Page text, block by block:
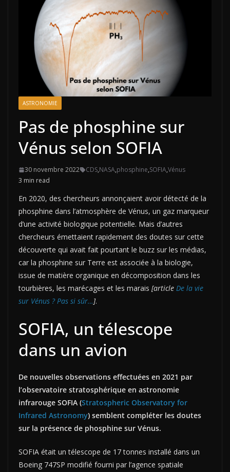
ASTRONOMIE
Pas de phosphine sur
Vénus selon SOFIA
30 novembre 2022 CDS,NASA,phosphine,SOFIA,Vénus
3 min read
En 2020, des chercheurs annonçaient avoir détecté de la
phosphine dans l’atmosphère de Vénus, un gaz marqueur
d’une activité biologique potentielle. Mais d’autres
chercheurs émettaient rapidement des doutes sur cette
découverte qui avait fait pourtant le buzz sur les médias,
car la phosphine sur Terre est associée à la biologie,
issue de matière organique en décomposition dans les
tourbières, les marécages et les marais [article De la vie
sur Vénus ? Pas si sûr…].
SOFIA, un télescope
dans un avion
De nouvelles observations effectuées en 2021 par
l’observatoire stratosphérique en astronomie
infrarouge SOFIA (Stratospheric Observatory for
Infrared Astronomy) semblent compléter les doutes
sur la présence de phosphine sur Vénus.
SOFIA était un télescope de 17 tonnes installé dans un
Boeing 747SP modifié fourni par l’agence spatiale